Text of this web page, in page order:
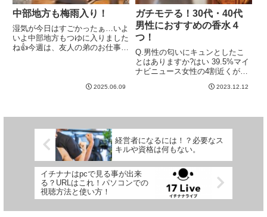
中部地方も梅雨入り！
湿気が今日はすごかったぁ…いよ
いよ中部地方もつゆに入りました
ね👍️今週は、友人の弟のお仕事の
ら手伝わせてもらっているけど、
2025.06.09
ガチモテる！30代・40代
男性におすすめの香水４
つ！
Q.男性の匂いにキュンとしたこ
とはありますか?はい 39.5%マイ
ナビニュース女性の4割近くが、
あるというアンケート結果。▼週
は、「イケメンで面白いん...
2023.12.12
経営者になるには！？必要なス
キルや資格は何もない。
イチナナはpcで見る事が出来
る？URLはこれ！パソコンでの
視聴方法と使い方！